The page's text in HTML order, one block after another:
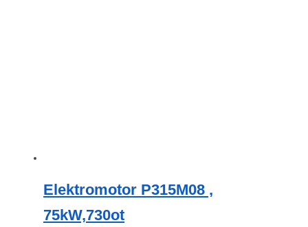
Elektromotor P315M08 ,
75kW,730ot